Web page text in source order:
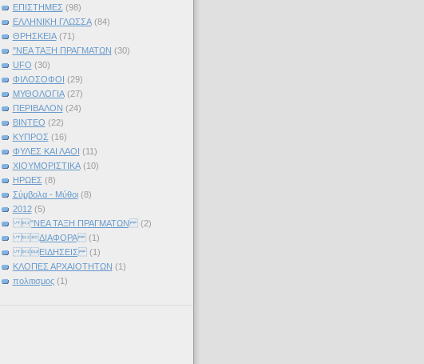
ΕΠΙΣΤΗΜΕΣ (98)
ΕΛΛΗΝΙΚΗ ΓΛΩΣΣΑ (84)
ΘΡΗΣΚΕΙΑ (71)
"ΝΕΑ ΤΑΞΗ ΠΡΑΓΜΑΤΩΝ (30)
UFO (30)
ΦΙΛΟΣΟΦΟΙ (29)
ΜΥΘΟΛΟΓΙΑ (27)
ΠΕΡΙΒΑΛΟΝ (24)
ΒΙΝΤΕΟ (22)
ΚΥΠΡΟΣ (16)
ΦΥΛΕΣ ΚΑΙ ΛΑΟΙ (11)
ΧΙΟΥΜΟΡΙΣΤΙΚΑ (10)
ΗΡΩΕΣ (8)
Σύμβολα - Μύθοι (8)
2012 (5)
"ΝΕΑ ΤΑΞΗ ΠΡΑΓΜΑΤΩΝ (2)
ΔΙΑΦΟΡΑ (1)
ΕΙΔΗΣΕΙΣ (1)
ΚΛΟΠΕΣ ΑΡΧΑΙΟΤΗΤΩΝ (1)
πολιτισμος (1)